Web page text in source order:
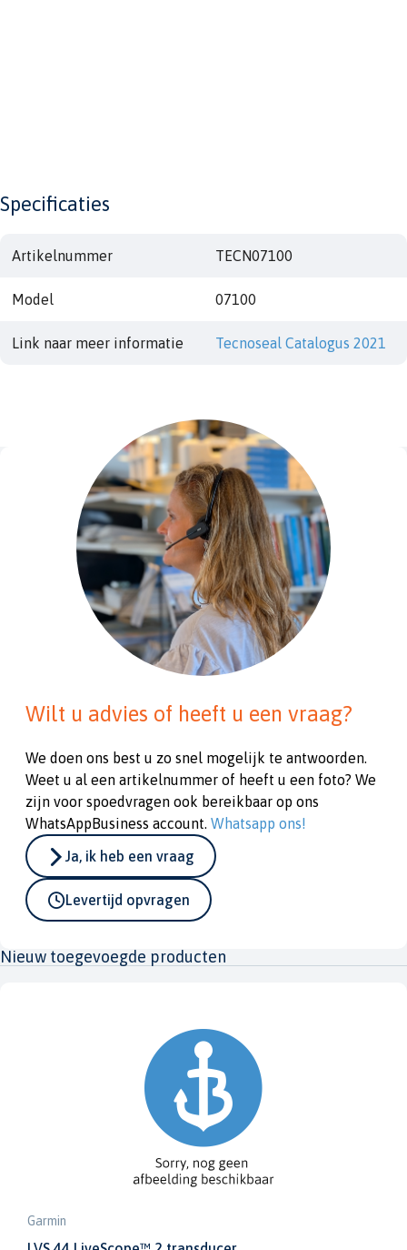
Specificaties
Artikelnummer TECN07100
Model 07100
Link naar meer informatie Tecnoseal Catalogus 2021
Wilt u advies of heeft u een vraag?
We doen ons best u zo snel mogelijk te antwoorden.
Weet u al een artikelnummer of heeft u een foto? We
zijn voor spoedvragen ook bereikbaar op ons
WhatsAppBusiness account. Whatsapp ons!
Ja, ik heb een vraag
Levertijd opvragen
Nieuw toegevoegde producten
Garmin